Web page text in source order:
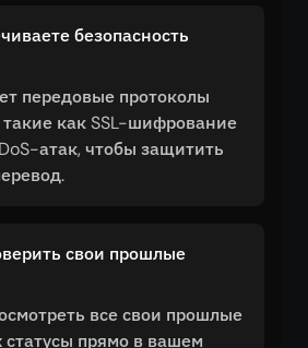
безопасность
передовые протоколы
такие как SSL-шифрование
атак, чтобы защитить
свои прошлые
все свои прошлые
прямо в вашем